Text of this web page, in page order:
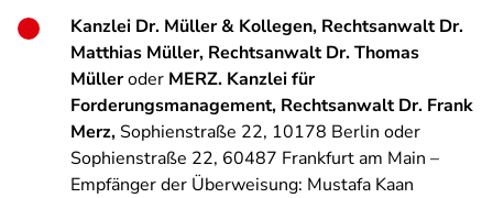
Kanzlei Dr. Müller & Kollegen, Rechtsanwalt Dr.
Matthias Müller, Rechtsanwalt Dr. Thomas
Mülleroder MERZ. Kanzlei für
Forderungsmanagement, Rechtsanwalt Dr. Frank
Merz, Sophienstraße 22, 10178 Berlin oder
Sophienstraße 22, 60487 Frankfurt am Main –
Empfänger der Überweisung: Mustafa Kaan